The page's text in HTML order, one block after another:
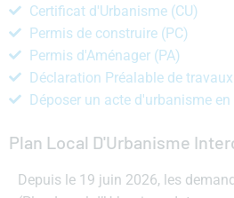
Certificat d'Urbanisme (CU)
Permis de construire (PC)
Permis d'Aménager (PA)
Déclaration Préalable de
Déposer un acte d'urbanisme en
Plan Local D'Urbanisme
Depuis le 19 juin 2026, les